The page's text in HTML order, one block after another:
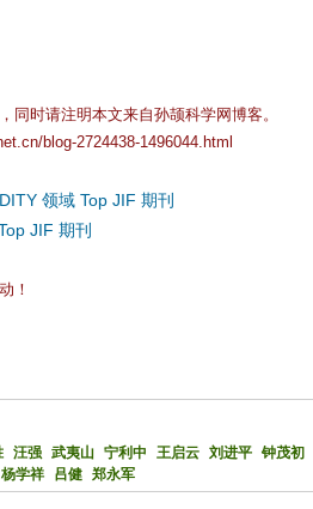
同时请注明本文来自孙颉科学网博客。
blog-2724438-1496044.html
领域 Top JIF 期刊
JIF 期刊
！
汪强 武夷山 宁利中 王启云 刘进平 钟茂初
杨学祥 吕健 郑永军